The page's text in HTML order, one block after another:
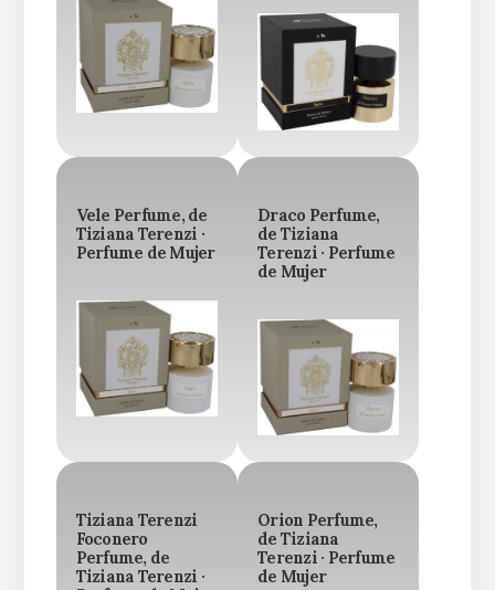
Vele Perfume, de
Tiziana Terenzi ·
Perfume de Mujer
Draco Perfume,
de Tiziana
Terenzi · Perfume
de Mujer
Tiziana Terenzi
Foconero
Perfume, de
Tiziana Terenzi ·
Orion Perfume,
de Tiziana
Terenzi · Perfume
de Mujer